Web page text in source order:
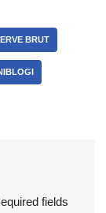
BRUT
fields